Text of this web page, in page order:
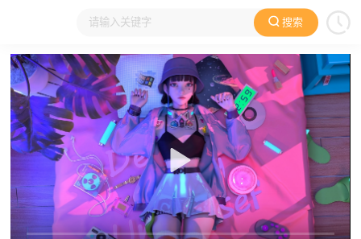
搜索
大家在看 日本动漫 国产动漫 欧美动漫 动漫电影